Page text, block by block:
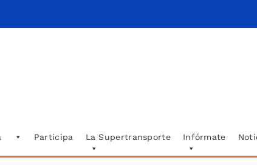
Participa La Supertransporte Infórmate